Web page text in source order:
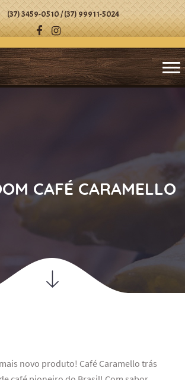
(37) 3459-0510 / (37) 99911-5024
CAFÉ CARAMELLO
novo produto! Café Caramello trás